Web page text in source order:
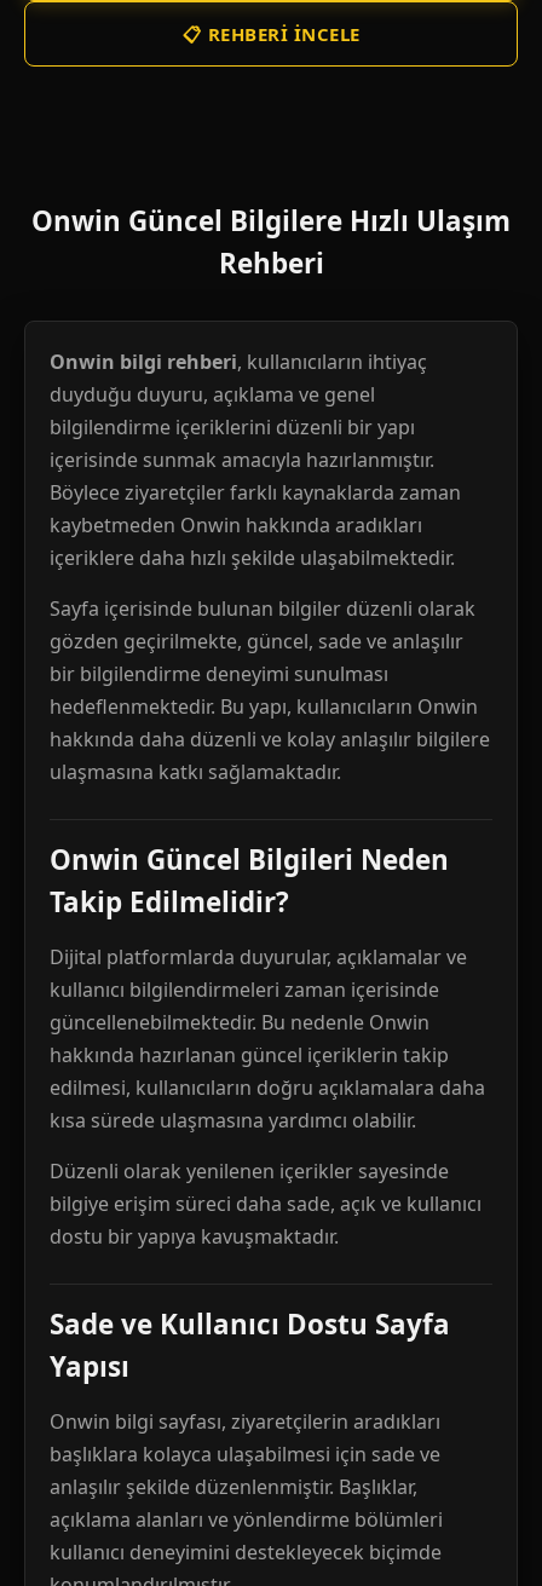
📋 REHBERI İNCELE
Onwin Güncel Bilgilere Hızlı Ulaşım
Rehberi
Onwin bilgi rehberi, kullanıcıların ihtiyaç
duyduğu duyuru, açıklama ve genel
bilgilendirme içeriklerini düzenli bir yapı
içerisinde sunmak amacıyla hazırlanmıştır.
Böylece ziyaretçiler farklı kaynaklarda zaman
kaybetmeden Onwin hakkında aradıkları
içeriklere daha hızlı şekilde ulaşabilmektedir.
Sayfa içerisinde bulunan bilgiler düzenli olarak
gözden geçirilmekte, güncel, sade ve anlaşılır
bir bilgilendirme deneyimi sunulması
hedeflenmektedir. Bu yapı, kullanıcıların Onwin
hakkında daha düzenli ve kolay anlaşılır bilgilere
ulaşmasına katkı sağlamaktadır.
Onwin Güncel Bilgileri Neden
Takip Edilmelidir?
Dijital platformlarda duyurular, açıklamalar ve
kullanıcı bilgilendirmeleri zaman içerisinde
güncellenebilmektedir. Bu nedenle Onwin
hakkında hazırlanan güncel içeriklerin takip
edilmesi, kullanıcıların doğru açıklamalara daha
kısa sürede ulaşmasına yardımcı olabilir.
Düzenli olarak yenilenen içerikler sayesinde
bilgiye erişim süreci daha sade, açık ve kullanıcı
dostu bir yapıya kavuşmaktadır.
Sade ve Kullanıcı Dostu Sayfa
Yapısı
Onwin bilgi sayfası, ziyaretçilerin aradıkları
başlıklara kolayca ulaşabilmesi için sade ve
anlaşılır şekilde düzenlenmiştir. Başlıklar,
açıklama alanları ve yönlendirme bölümleri
kullanıcı deneyimini destekleyecek biçimde